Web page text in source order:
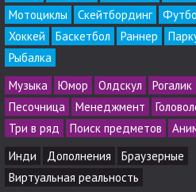
Мотоциклы
Скейтбординг
Хоккей
Баскетбол Раннер
Рыбалка
Музыка
Юмор Олдскул
Рогалик
Песочница
Менеджмент
Три в ряд
Поиск предметов
Инди
Дополнения
Браузерные
Виртуальная реальность